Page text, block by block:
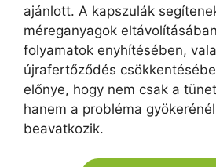
ajánlott. A kapszulák
méreganyagok
folyamatok enyhítésében,
újrafertőződés
előnye, hogy nem csak a
hanem a probléma
beavatkozik.